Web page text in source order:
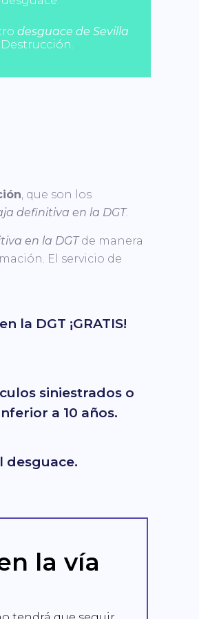
desguace de Sevilla
, que son los
definitiva en la DGT.
en la DGTde manera
El servicio de
la DGT ¡GRATIS!
siniestrados o
a 10 años.
desguace.
la vía